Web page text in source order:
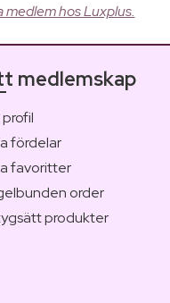
medlem hos Luxplus.
medlemskap
fördelar
favoritter
order
produkter